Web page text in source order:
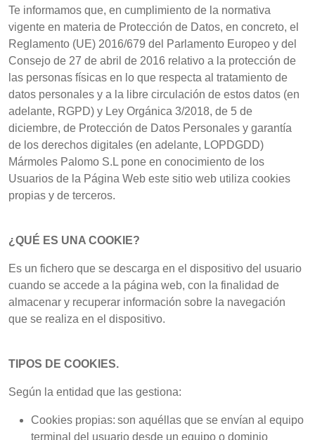
Te informamos que, en cumplimiento de la normativa
vigente en materia de Protección de Datos, en concreto, el
Reglamento (UE) 2016/679 del Parlamento Europeo y del
Consejo de 27 de abril de 2016 relativo a la protección de
las personas físicas en lo que respecta al tratamiento de
datos personales y a la libre circulación de estos datos (en
adelante, RGPD) y Ley Orgánica 3/2018, de 5 de
diciembre, de Protección de Datos Personales y garantía
de los derechos digitales (en adelante, LOPDGDD)
Mármoles Palomo S.L pone en conocimiento de los
Usuarios de la Página Web este sitio web utiliza cookies
propias y de terceros.
¿QUÉ ES UNA COOKIE?
Es un fichero que se descarga en el dispositivo del usuario
cuando se accede a la página web, con la finalidad de
almacenar y recuperar información sobre la navegación
que se realiza en el dispositivo.
TIPOS DE COOKIES.
Según la entidad que las gestiona:
Cookies propias: son aquéllas que se envían al equipo
terminal del usuario desde un equipo o dominio